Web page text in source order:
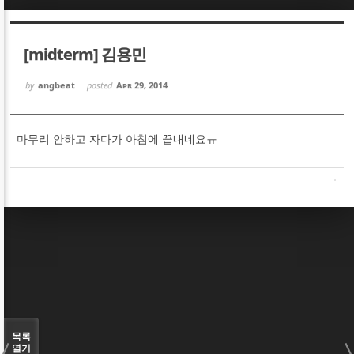
[midterm] 김용민
by angbeat posted Apr 29, 2014
마무리 안하고 자다가 아침에 끝내네요ㅠ
목록
열기
Sketchbook5, 스케치북5
Sketchbook5, 스케치북5
Sketchbook5, 스케치북5
Sketchbook5, 스케치북5